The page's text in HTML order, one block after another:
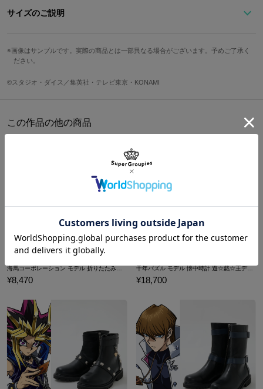
ペーパーウェイト。
現世と冥界を結ぶ古代遺物をあなたのワークスペースに。
素材／ ポリレジン、錘（鉄）
サイズのご説明
142mm
画像はサンプルです。実際の商品とは一部異なる場合がございます。予めご了承く
ださい。
©スタジオ・ダイス／集英社・テレビ東京・KONAMI
この作品の他の商品
海馬コーポレーション モデル 折りたたみコンテナ 遊☆戯☆王デュエルモンスターズ
¥8,470
千年パズル モデル 懐中時計 遊☆戯☆王デュエルモンスターズ
¥18,700